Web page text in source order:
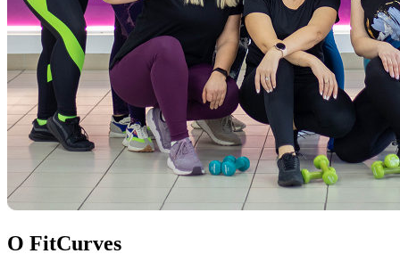
О FitCurves